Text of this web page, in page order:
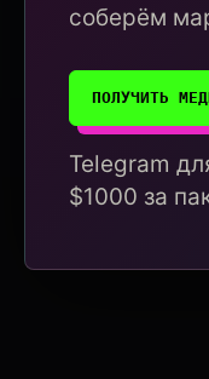
соберём
ПОЛУЧИТЬ
Telegram
$1000 за